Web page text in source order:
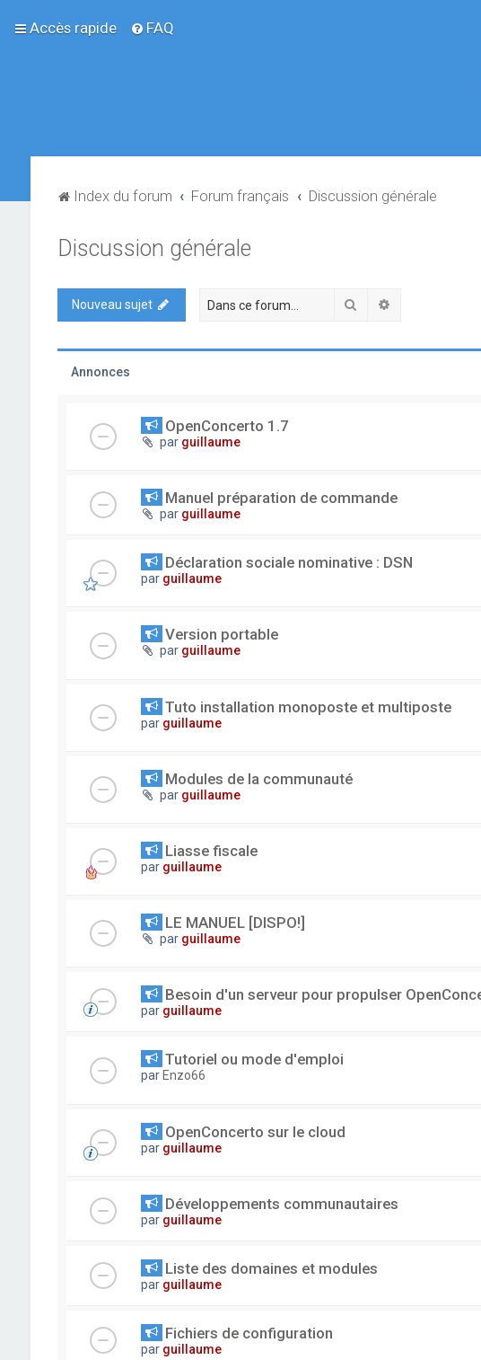
Accès rapide FAQ
Index du forum Forum français Discussion générale
Discussion générale
Nouveau sujet Rechercher
Annonces
OpenConcerto 1.7
par guillaume
Manuel préparation de commande
par guillaume
Déclaration sociale nominative : DSN
par guillaume
Version portable
par guillaume
Tuto installation monoposte et multiposte
par guillaume
Modules de la communauté
par guillaume
Liasse fiscale
par guillaume
LE MANUEL [DISPO!]
par guillaume
Besoin d'un serveur pour propulser
par guillaume
Tutoriel ou mode d'emploi
par Enzo66
OpenConcerto sur le cloud
par guillaume
Développements communautaires
par guillaume
Liste des domaines et modules
par guillaume
Fichiers de configuration
par guillaume